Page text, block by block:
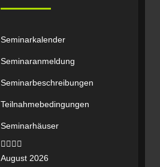
Seminarkalender
Seminaranmeldung
Seminarbeschreibungen
Teilnahmebedingungen
Seminarhäuser
August 2026